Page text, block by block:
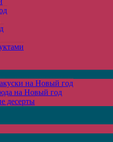
на Новый год
на Новый год
десерты